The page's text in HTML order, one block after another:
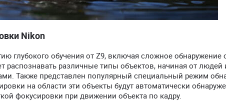
Nikon
глубокого обучения от Z9, включая сложное обнаружение
распознавать различные типы объектов, начиная от людей
Также представлен популярный специальный режим
на области эти объекты будут автоматически
фокусировки при движении объекта по кадру.